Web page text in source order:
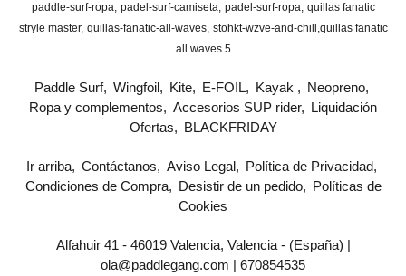
paddle-surf-ropa padel-surf-camiseta padel-surf-ropa quillas fanatic
stryle master quillas-fanatic-all-waves stohkt-wzve-and-chill
​quillas fanatic
all waves 5
Paddle Surf Wingfoil Kite E-FOIL Kayak
Neopreno
Ropa y complementos
Accesorios SUP rider
Liquidación
Ofertas
BLACKFRIDAY
Ir arriba Contáctanos Aviso Legal
Política de Privacidad
Condiciones de Compra
Desistir de un pedido
Políticas de
Cookies
Alfahuir 41 - 46019 Valencia, Valencia - (España) |
ola@paddlegang.com | 670854535